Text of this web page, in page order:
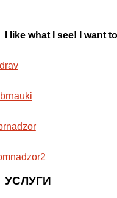
I like what I see! I want to
УСЛУГИ